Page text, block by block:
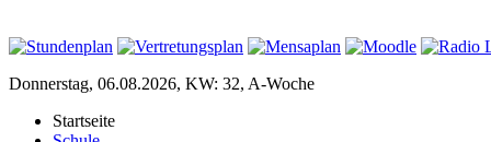
Donnerstag, 06.08.2026, KW: 32, A-Woche
Startseite